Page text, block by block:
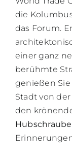
die
das Forum.
einer ganz
berühmte
genießen
Stadt von
den